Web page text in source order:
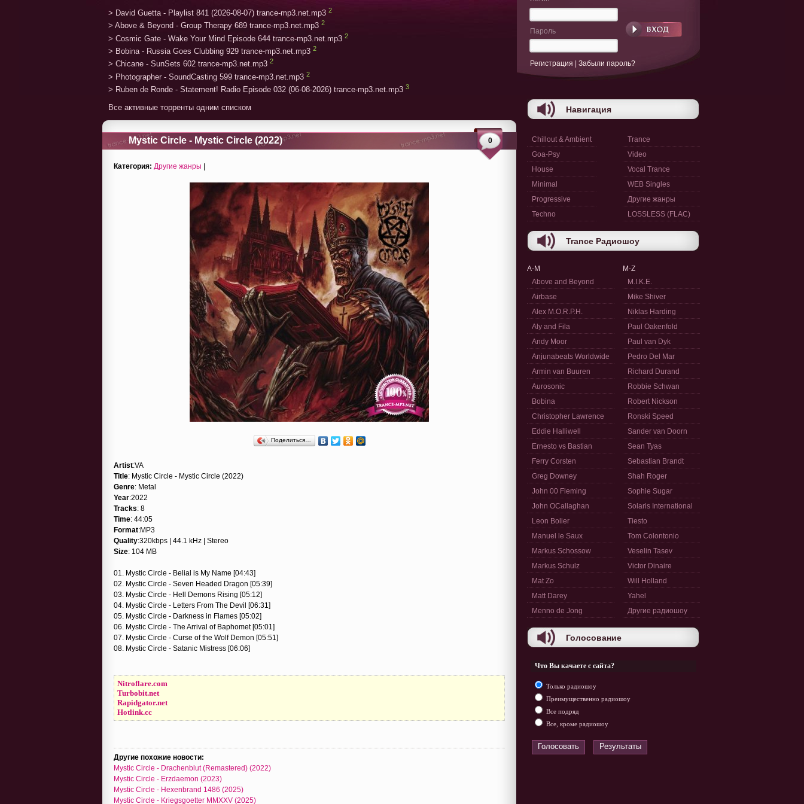
> David Guetta - Playlist 841 (2026-08-07) trance-mp3.net.mp3 2
> Above & Beyond - Group Therapy 689 trance-mp3.net.mp3 2
> Cosmic Gate - Wake Your Mind Episode 644 trance-mp3.net.mp3 2
> Bobina - Russia Goes Clubbing 929 trance-mp3.net.mp3 2
> Chicane - SunSets 602 trance-mp3.net.mp3 2
> Photographer - SoundCasting 599 trance-mp3.net.mp3 2
> Ruben de Ronde - Statement! Radio Episode 032 (06-08-2026) trance-mp3.net.mp3 3
Все активные торренты одним списком
Mystic Circle - Mystic Circle (2022) 0
Категория: Другие жанры |
Поделиться…
Artist:VA
Title: Mystic Circle - Mystic Circle (2022)
Genre: Metal
Year:2022
Tracks: 8
Time: 44:05
Format:MP3
Quality:320kbps | 44.1 kHz | Stereo
Size: 104 MB
01. Mystic Circle - Belial is My Name [04:43]
02. Mystic Circle - Seven Headed Dragon [05:39]
03. Mystic Circle - Hell Demons Rising [05:12]
04. Mystic Circle - Letters From The Devil [06:31]
05. Mystic Circle - Darkness in Flames [05:02]
06. Mystic Circle - The Arrival of Baphomet [05:01]
07. Mystic Circle - Curse of the Wolf Demon [05:51]
08. Mystic Circle - Satanic Mistress [06:06]
Nitroflare.com
Turbobit.net
Rapidgator.net
Hotlink.cc
Другие похожие новости:
Mystic Circle - Drachenblut (Remastered) (2022)
Mystic Circle - Erzdaemon (2023)
Mystic Circle - Hexenbrand 1486 (2025)
Mystic Circle - Kriegsgoetter MMXXV (2025)
Пароль
Регистрация Забыли пароль?
Навигация
Chillout & Ambient
Goa-Psy
House
Minimal
Progressive
Techno
Trance
Video
Vocal Trance
WEB Singles
Другие жанры
LOSSLESS (FLAC)
Trance Радиошоу
A-M
Above and Beyond
Airbase
Alex M.O.R.P.H.
Aly and Fila
Andy Moor
Anjunabeats Worldwide
Armin van Buuren
Aurosonic
Bobina
Christopher Lawrence
Eddie Halliwell
Ernesto vs Bastian
Ferry Corsten
Greg Downey
John 00 Fleming
John OCallaghan
Leon Bolier
Manuel le Saux
Markus Schossow
Markus Schulz
Mat Zo
Matt Darey
Menno de Jong
M-Z
M.I.K.E.
Mike Shiver
Niklas Harding
Paul Oakenfold
Paul van Dyk
Pedro Del Mar
Richard Durand
Robbie Schwan
Robert Nickson
Ronski Speed
Sander van Doorn
Sean Tyas
Sebastian Brandt
Shah Roger
Sophie Sugar
Solaris International
Tiesto
Tom Colontonio
Veselin Tasev
Victor Dinaire
Will Holland
Yahel
Другие радиошоу
Голосование
Что Вы качаете с сайта?
Только радиошоу
Преимущественно радиошоу
Все подряд
Все, кроме радиошоу
Голосовать Результаты